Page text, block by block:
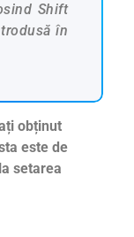
Shift
în
obținut
este de
setarea